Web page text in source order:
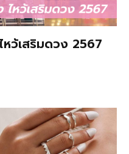
ว้เสริมดวง 2567